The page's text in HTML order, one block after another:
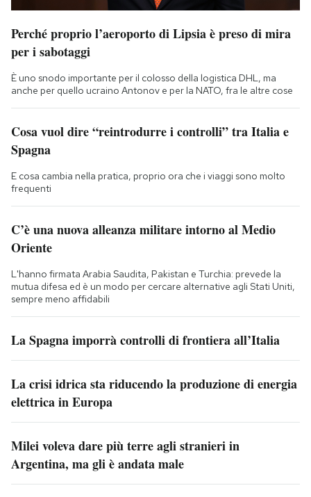
Perché proprio l’aeroporto di Lipsia è preso di mira
per i sabotaggi
È uno snodo importante per il colosso della logistica DHL, ma
anche per quello ucraino Antonov e per la NATO, fra le altre cose
Cosa vuol dire “reintrodurre i controlli” tra Italia e
Spagna
E cosa cambia nella pratica, proprio ora che i viaggi sono molto
frequenti
C’è una nuova alleanza militare intorno al Medio
Oriente
L'hanno firmata Arabia Saudita, Pakistan e Turchia: prevede la
mutua difesa ed è un modo per cercare alternative agli Stati Uniti,
sempre meno affidabili
La Spagna imporrà controlli di frontiera all’Italia
La crisi idrica sta riducendo la produzione di energia
elettrica in Europa
Milei voleva dare più terre agli stranieri in
Argentina, ma gli è andata male